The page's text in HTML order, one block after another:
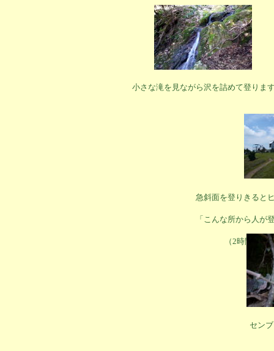
急斜面を登りきると
「こんな所から人が
（2時間30
小さな滝を見ながら沢を詰めて登りま
セン